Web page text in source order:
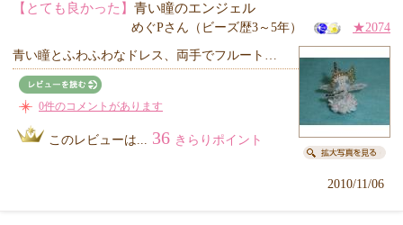
【とても良かった】 青い瞳のエンジェル
めぐPさん（ビーズ歴3～5年） ★2074
青い瞳とふわふわなドレス、両手でフルート…
0件のコメントがあります
このレビューは... 36 きらりポイント
2010/11/06